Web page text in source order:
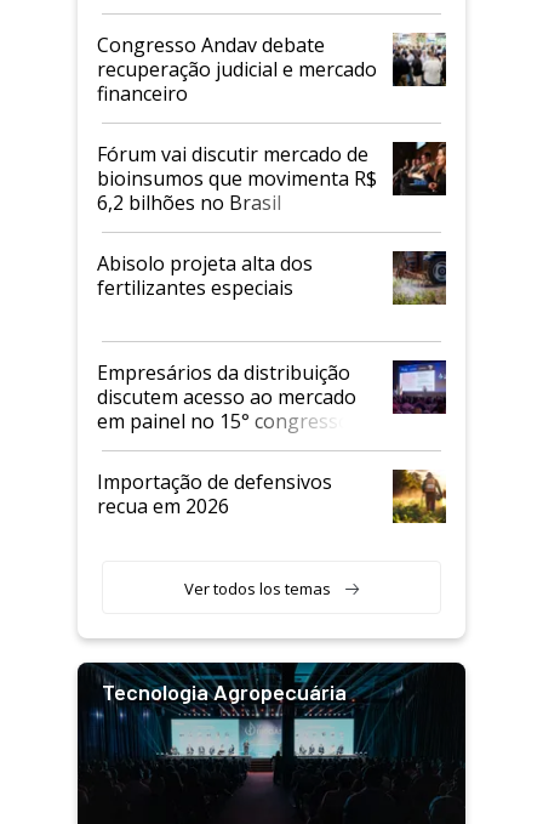
Congresso Andav debate
recuperação judicial e mercado
financeiro
Fórum vai discutir mercado de
bioinsumos que movimenta R$
6,2 bilhões no Brasil
Abisolo projeta alta dos
fertilizantes especiais
Empresários da distribuição
discutem acesso ao mercado
em painel no 15° congresso
Andav
Importação de defensivos
recua em 2026
Ver todos los temas
Tecnologia Agropecuária